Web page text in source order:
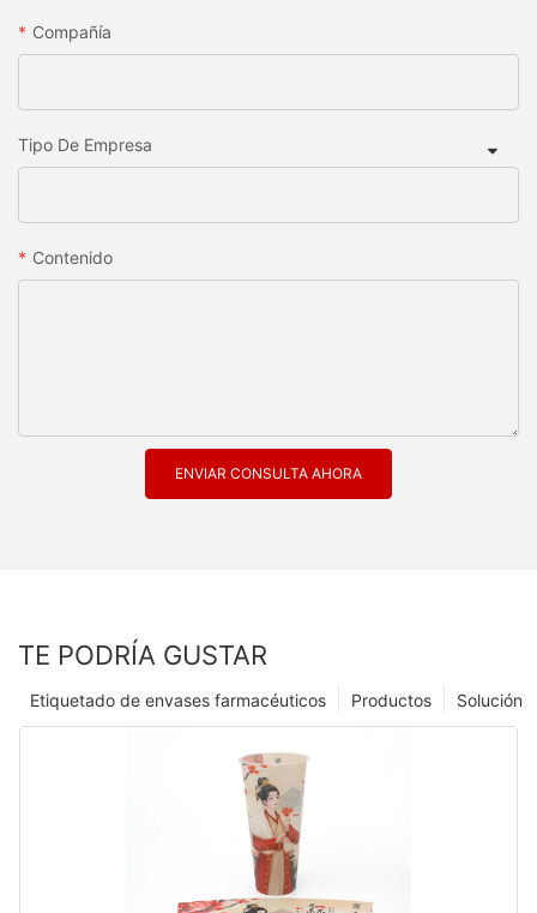
Compañía
Tipo De Empresa
Contenido
ENVIAR CONSULTA AHORA
TE PODRÍA GUSTAR
Solución
Productos
Etiquetado de envases farmacéuticos